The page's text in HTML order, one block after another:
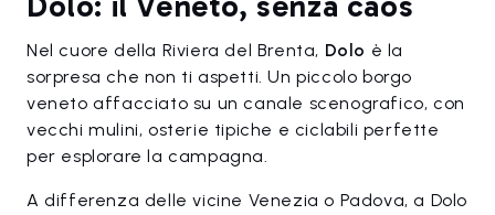
Nel cuore della Riviera del Brenta, Dolo è la
sorpresa che non ti aspetti. Un piccolo borgo
veneto affacciato su un canale scenografico, con
vecchi mulini, osterie tipiche e ciclabili perfette
per esplorare la campagna.
A differenza delle vicine Venezia o Padova, a Dolo